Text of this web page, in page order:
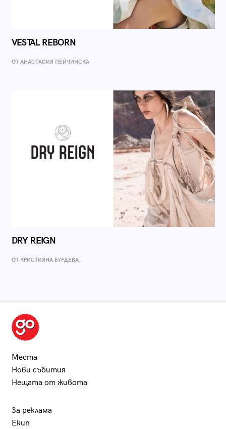
VESTAL REBORN
ОТ AНАСТАСИЯ ПЕЙЧИНСКА
DRY REIGN
ОТ КРИСТИЯНА БУРДЕВА
Места
Нови събития
Нещата от живота
За реклама
Екип